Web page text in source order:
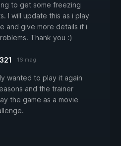
to get some freezing
I will update this as i play
and give more details if i
Thank you :)
16 mag
wanted to play it again
and the trainer
the game as a movie